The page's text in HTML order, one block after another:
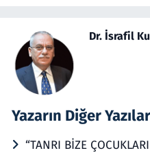
Dr. İsrafil
Yazarın Diğer
“TANRI BİZE